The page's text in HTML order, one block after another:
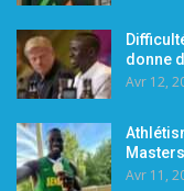
donne
Avr 12,
Avr 11,